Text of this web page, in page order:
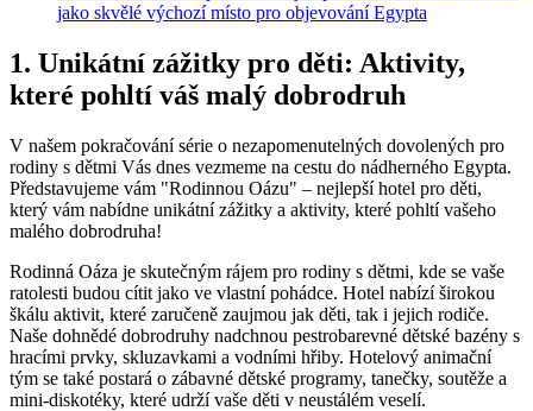
jako skvělé výchozí místo pro objevování Egypta
1. Unikátní zážitky pro děti: Aktivity,
které pohltí váš malý dobrodruh
V našem pokračování série o nezapomenutelných dovolených pro
rodiny s dětmi Vás dnes vezmeme na cestu do nádherného Egypta.
Představujeme vám "Rodinnou Oázu" – nejlepší hotel pro děti,
který vám nabídne unikátní zážitky a aktivity, které pohltí vašeho
malého dobrodruha!
Rodinná Oáza je skutečným rájem pro rodiny s dětmi, kde se vaše
ratolesti budou cítit jako ve vlastní pohádce. Hotel nabízí širokou
škálu aktivit, které zaručeně zaujmou jak děti, tak i jejich rodiče.
Naše dohnědé dobrodruhy nadchnou pestrobarevné dětské bazény s
hracími prvky, skluzavkami a vodními hřiby. Hotelový animační
tým se také postará o zábavné dětské programy, tanečky, soutěže a
mini-diskotéky, které udrží vaše děti v neustálém veselí.